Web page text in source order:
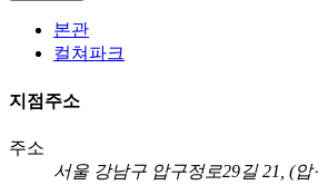
본관
컬쳐파크
지점주소
주소
서울 강남구 압구정로29길 21, (